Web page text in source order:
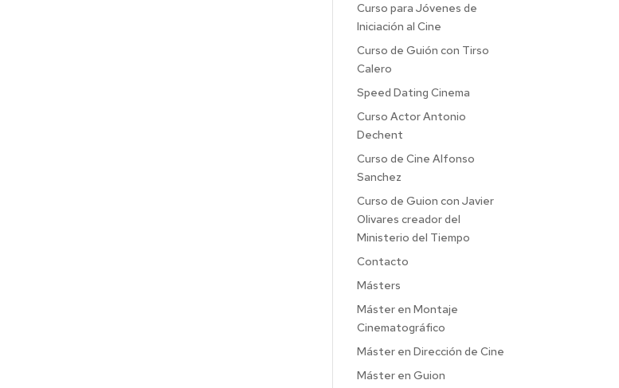
Curso para Jóvenes de
Iniciación al Cine
Curso de Guión con Tirso
Calero
Speed Dating Cinema
Curso Actor Antonio
Dechent
Curso de Cine Alfonso
Sanchez
Curso de Guion con Javier
Olivares creador del
Ministerio del Tiempo
Contacto
Másters
Máster en Montaje
Cinematográfico
Máster en Dirección de Cine
Máster en Guion